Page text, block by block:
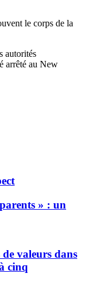
le corps de la
autorités
arrêté au New
» : un
valeurs dans
cinq